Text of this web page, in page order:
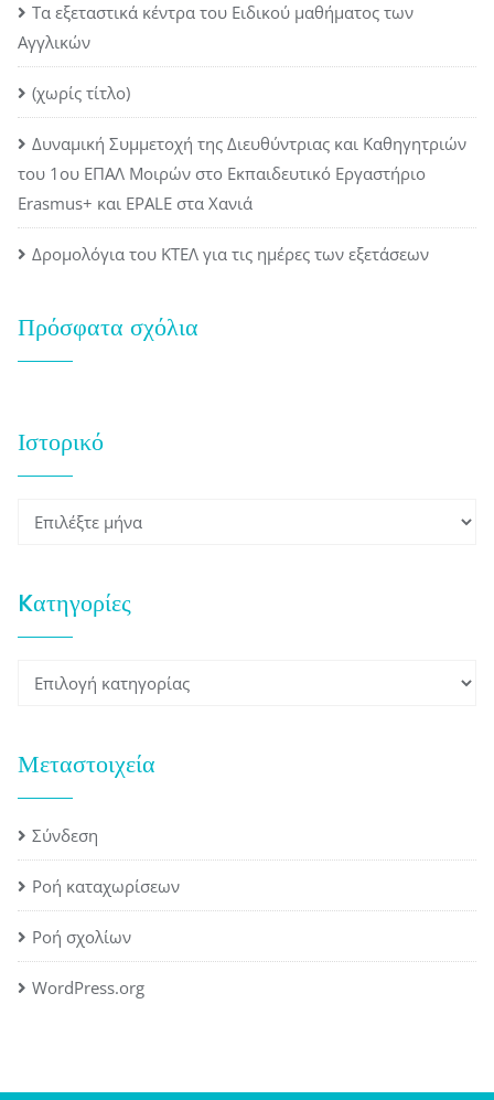
Τα εξεταστικά κέντρα του Ειδικού μαθήματος των
Αγγλικών
(χωρίς τίτλο)
Δυναμική Συμμετοχή της Διευθύντριας και Καθηγητριών
του 1ου ΕΠΑΛ Μοιρών στο Εκπαιδευτικό Εργαστήριο
Erasmus+ και EPALE στα Χανιά
Δρομολόγια του ΚΤΕΛ για τις ημέρες των εξετάσεων
Πρόσφατα σχόλια
Ιστορικό
Ιστορικό
Kατηγορίες
Kατηγορίες
Μεταστοιχεία
Σύνδεση
Ροή καταχωρίσεων
Ροή σχολίων
WordPress.org